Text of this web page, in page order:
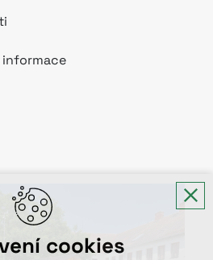
informace
cookies